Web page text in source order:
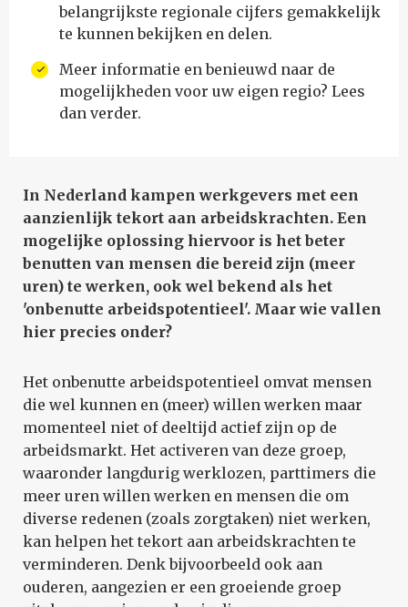
belangrijkste regionale cijfers gemakkelijk
te kunnen bekijken en delen.
Meer informatie en benieuwd naar de
mogelijkheden voor uw eigen regio? Lees
dan verder.
In Nederland kampen werkgevers met een
aanzienlijk tekort aan arbeidskrachten. Een
mogelijke oplossing hiervoor is het beter
benutten van mensen die bereid zijn (meer
uren) te werken, ook wel bekend als het
'onbenutte arbeidspotentieel'. Maar wie vallen
hier precies onder?
Het onbenutte arbeidspotentieel omvat mensen
die wel kunnen en (meer) willen werken maar
momenteel niet of deeltijd actief zijn op de
arbeidsmarkt. Het activeren van deze groep,
waaronder langdurig werklozen, parttimers die
meer uren willen werken en mensen die om
diverse redenen (zoals zorgtaken) niet werken,
kan helpen het tekort aan arbeidskrachten te
verminderen. Denk bijvoorbeeld ook aan
ouderen, aangezien er een groeiende groep